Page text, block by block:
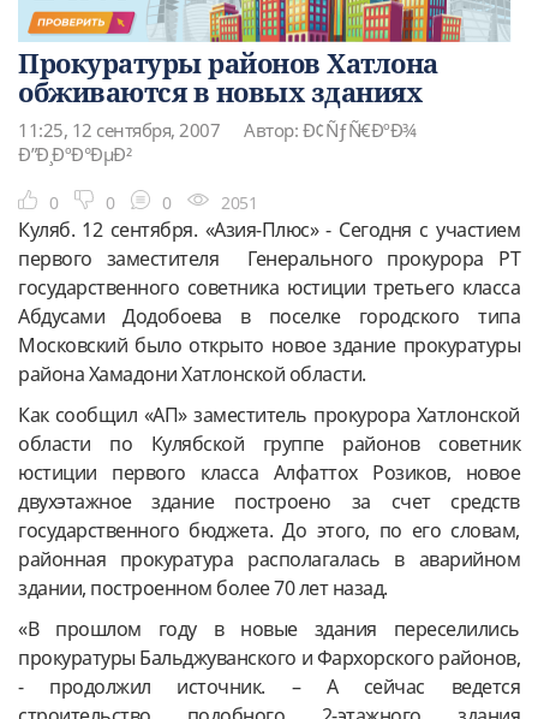
Прокуратуры районов Хатлона
обживаются в новых зданиях
11:25, 12 сентября, 2007
Автор: Ð¢ÑƒÑ€ÐºÐ¾
Ð”Ð¸ÐºÐ°ÐµÐ²
0 0 0 2051
Куляб. 12 сентября. «Азия-Плюс» - Сегодня с участием
первого заместителя Генерального прокурора РТ
государственного советника юстиции третьего класса
Абдусами Додобоева в поселке городского типа
Московский было открыто новое здание прокуратуры
района Хамадони Хатлонской области.
Как сообщил «АП» заместитель прокурора Хатлонской
области по Кулябской группе районов советник
юстиции первого класса Алфаттох Розиков, новое
двухэтажное здание построено за счет средств
государственного бюджета. До этого, по его словам,
районная прокуратура располагалась в аварийном
здании, построенном более 70 лет назад.
«В прошлом году в новые здания переселились
прокуратуры Бальджуванского и Фархорского районов,
- продолжил источник. – А сейчас ведется